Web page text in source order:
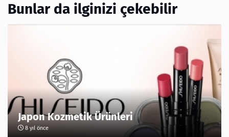
Bunlar da ilginizi çekebilir
Japon Kozmetik Ürünleri
8 yıl önce